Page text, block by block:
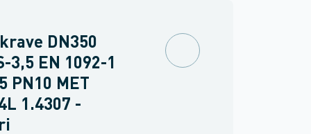
DN350
3,5 EN 1092-1
PN10 MET
1.4307 -